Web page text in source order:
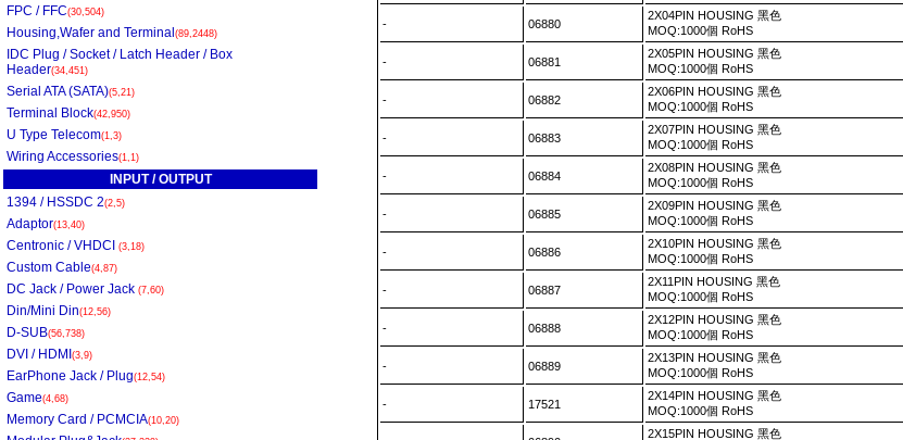
FPC / FFC(30,504)
Housing,Wafer and Terminal (89,2448)
IDC Plug / Socket / Latch Header / Box
Header(34,451)
Serial ATA (SATA)(5,21)
Terminal Block(42,950)
U Type Telecom(1,3)
Wiring Accessories(1,1)
INPUT / OUTPUT
1394 / HSSDC 2(2,5)
Adaptor(13,40)
Centronic / VHDCI (3,18)
Custom Cable(4,87)
DC Jack / Power Jack (7,60)
Din/Mini Din(12,56)
D-SUB(56,738)
DVI / HDMI (3,9)
EarPhone Jack / Plug(12,54)
Game(4,68)
Memory Card / PCMCIA(10,20)
- 06880
2X04PIN HOUSING 黑色
MOQ:1000個 RoHS
- 06881
2X05PIN HOUSING 黑色
MOQ:1000個 RoHS
- 06882
2X06PIN HOUSING 黑色
MOQ:1000個 RoHS
- 06883
2X07PIN HOUSING 黑色
MOQ:1000個 RoHS
- 06884
2X08PIN HOUSING 黑色
MOQ:1000個 RoHS
- 06885
2X09PIN HOUSING 黑色
MOQ:1000個 RoHS
- 06886
2X10PIN HOUSING 黑色
MOQ:1000個 RoHS
- 06887
2X11PIN HOUSING 黑色
MOQ:1000個 RoHS
- 06888
2X12PIN HOUSING 黑色
MOQ:1000個 RoHS
- 06889
2X13PIN HOUSING 黑色
MOQ:1000個 RoHS
- 17521
2X14PIN HOUSING 黑色
MOQ:1000個 RoHS
2X15PIN HOUSING 黑色